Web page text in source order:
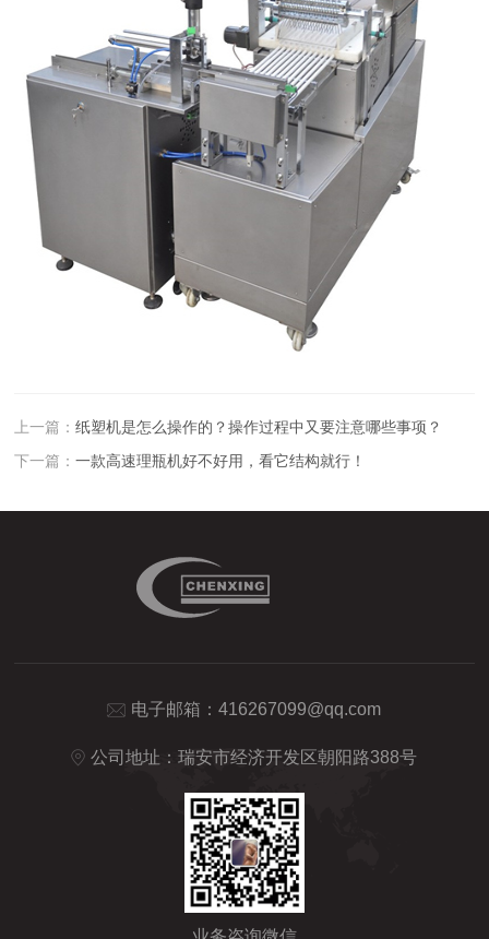
上一篇：纸塑机是怎么操作的？操作过程中又要注意哪些事项？
下一篇：一款高速理瓶机好不好用，看它结构就行！
电子邮箱：416267099@qq.com
公司地址：瑞安市经济开发区朝阳路388号